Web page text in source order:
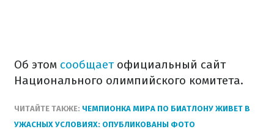
Об этом сообщаетофициальный сайт
Национального олимпийского комитета.
ЧИТАЙТЕ ТАКЖЕ: ЧЕМПИОНКА МИРА ПО БИАТЛОНУ ЖИВЕТ В
УЖАСНЫХ УСЛОВИЯХ: ОПУБЛИКОВАНЫ ФОТО